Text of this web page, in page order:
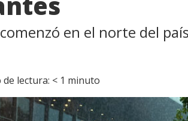
en el norte del
lectura: < 1 minuto